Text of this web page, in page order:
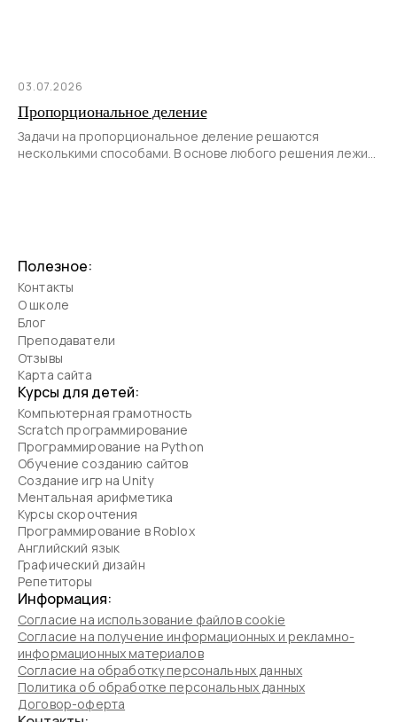
03.07.2026
Пропорциональное деление
Задачи на пропорциональное деление решаются
несколькими способами. В основе любого решения лежит
Полезное:
Контакты
О школе
Блог
Преподаватели
Отзывы
Карта сайта
Курсы для детей:
Компьютерная грамотность
Scratch программирование
Программирование на Python
Обучение созданию сайтов
Создание игр на Unity
Ментальная арифметика
Курсы скорочтения
Программирование в Roblox
Английский язык
Графический дизайн
Репетиторы
Информация:
Согласие на использование файлов cookie
Согласие на получение информационных и рекламно-
информационных материалов
Согласие на обработку персональных данных
Политика об обработке персональных данных
Договор-оферта